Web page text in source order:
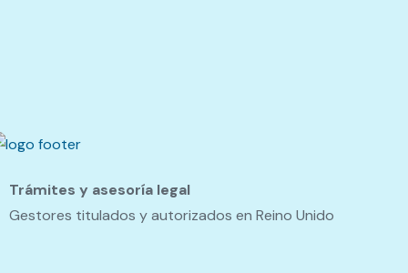
Trámites y asesoría legal
Gestores titulados y autorizados en Reino Unido